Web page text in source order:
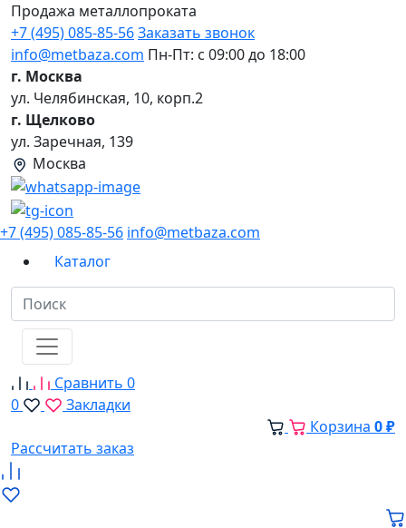
Продажа металлопроката
+7 (495) 085-85-56Заказать звонок
info@metbaza.com Пн-Пт: с 09:00 до 18:00
г. Москва
ул. Челябинская, 10, корп.2
г. Щелково
ул. Заречная, 139
Москва
+7 (495) 085-85-56 info@metbaza.com
Каталог
Сравнить 0
0
Закладки
Корзина 0 ₽
Рассчитать заказ